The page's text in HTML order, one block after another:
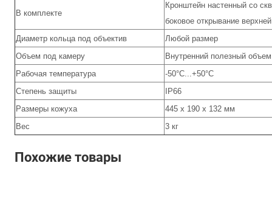
В комплекте
Кронштейн настенный со
боковое открывание
Диаметр кольца под объектив
Любой размер
Объем под камеру
Внутренний полезный
Рабочая температура
-50°С...+50°С
Степень защиты
IP66
Размеры кожуха
445 х 190 х 132 мм
Вес
3 кг
Похожие товары